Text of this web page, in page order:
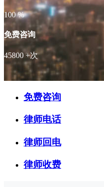
100 %
免费咨询
45800 +次
免费咨询
律师电话
律师回电
律师收费